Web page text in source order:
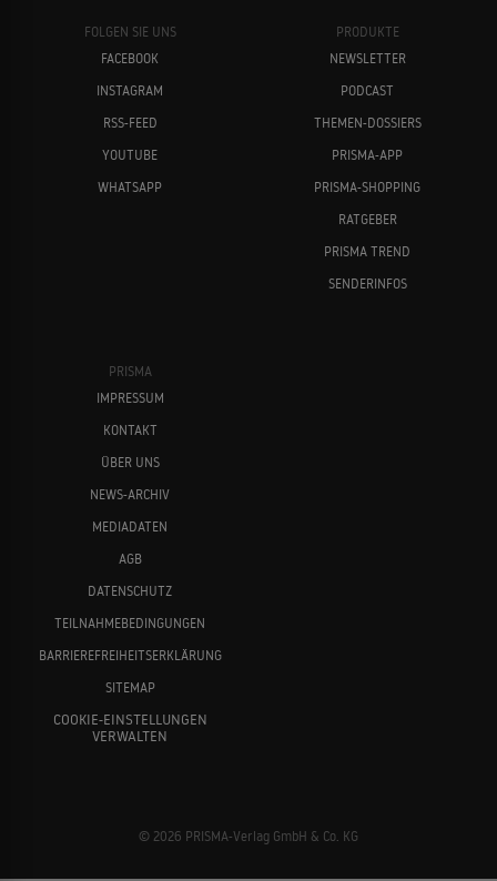
FOLGEN SIE UNS
FACEBOOK
INSTAGRAM
RSS-FEED
YOUTUBE
WHATSAPP
PRODUKTE
NEWSLETTER
PODCAST
THEMEN-DOSSIERS
PRISMA-APP
PRISMA-SHOPPING
RATGEBER
PRISMA TREND
SENDERINFOS
PRISMA
IMPRESSUM
KONTAKT
ÜBER UNS
NEWS-ARCHIV
MEDIADATEN
AGB
DATENSCHUTZ
TEILNAHMEBEDINGUNGEN
BARRIEREFREIHEITSERKLÄRUNG
SITEMAP
COOKIE-EINSTELLUNGEN
VERWALTEN
© 2026 PRISMA-Verlag GmbH & Co. KG